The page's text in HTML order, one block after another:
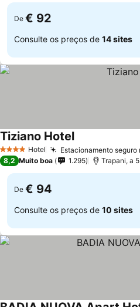
De € 92
Consulte os preços de 14 sites
4 EstrelasHotel Estacionamento seguro
Tiziano Hotel
8,2 Muito boa 1.295 Trapani, a
De € 94
Consulte os preços de 10 sites